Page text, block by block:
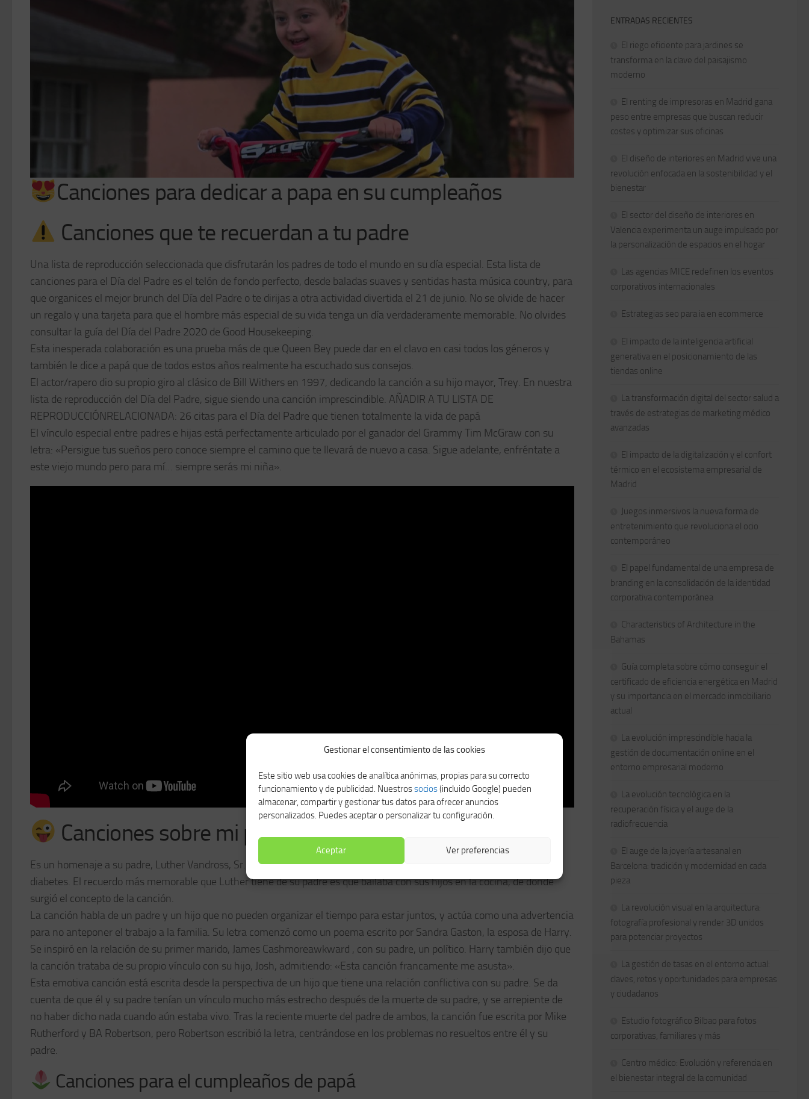
Gestionar el consentimiento de las cookies
Este sitio web usa cookies de analítica anónimas, propias para su correcto
funcionamiento y de publicidad. Nuestrossocios(incluido Google) pueden
almacenar, compartir y gestionar tus datos para ofrecer anuncios
personalizados. Puedes aceptar o personalizar tu configuración.
Aceptar Ver preferencias
Canciones para dedicar a papa en su cumpleaños
Canciones que te recuerdan a tu padre
Una lista de reproducción seleccionada que disfrutarán los padres de todo el mundo en su día especial. Esta lista de
canciones para el Día del Padre es el telón de fondo perfecto, desde baladas suaves y sentidas hasta música country, para
que organices el mejor brunch del Día del Padre o te dirijas a otra actividad divertida el 21 de junio. No se olvide de hacer
un regalo y una tarjeta para que el hombre más especial de su vida tenga un día verdaderamente memorable. No olvides
consultar la guía del Día del Padre 2020 de Good Housekeeping.
Esta inesperada colaboración es una prueba más de que Queen Bey puede dar en el clavo en casi todos los géneros y
también le dice a papá que de todos estos años realmente ha escuchado sus consejos.
El actor/rapero dio su propio giro al clásico de Bill Withers en 1997, dedicando la canción a su hijo mayor, Trey. En nuestra
lista de reproducción del Día del Padre, sigue siendo una canción imprescindible. AÑADIR A TU LISTA DE
REPRODUCCIÓNRELACIONADA: 26 citas para el Día del Padre que tienen totalmente la vida de papá
El vínculo especial entre padres e hijas está perfectamente articulado por el ganador del Grammy Tim McGraw con su
letra: «Persigue tus sueños pero conoce siempre el camino que te llevará de nuevo a casa. Sigue adelante, enfréntate a
este viejo mundo pero para mí… siempre serás mi niña».
Canciones sobre mi padre
Es un homenaje a su padre, Luther Vandross, Sr., que murió cuando Luther tenía siete años por complicaciones de la
diabetes. El recuerdo más memorable que Luther tiene de su padre es que bailaba con sus hijos en la cocina, de donde
surgió el concepto de la canción.
La canción habla de un padre y un hijo que no pueden organizar el tiempo para estar juntos, y actúa como una advertencia
para no anteponer el trabajo a la familia. Su letra comenzó como un poema escrito por Sandra Gaston, la esposa de Harry.
Se inspiró en la relación de su primer marido, James Cashmoreawkward , con su padre, un político. Harry también dijo que
la canción trataba de su propio vínculo con su hijo, Josh, admitiendo: «Esta canción francamente me asusta».
Esta emotiva canción está escrita desde la perspectiva de un hijo que tiene una relación conflictiva con su padre. Se da
cuenta de que él y su padre tenían un vínculo mucho más estrecho después de la muerte de su padre, y se arrepiente de
no haber dicho nada cuando aún estaba vivo. Tras la reciente muerte del padre de ambos, la canción fue escrita por Mike
Rutherford y BA Robertson, pero Robertson escribió la letra, centrándose en los problemas no resueltos entre él y su
padre.
Canciones para el cumpleaños de papá
ENTRADAS RECIENTES
El riego eficiente para jardines se
transforma en la clave del paisajismo
moderno
El renting de impresoras en Madrid gana
peso entre empresas que buscan reducir
costes y optimizar sus oficinas
El diseño de interiores en Madrid vive una
revolución enfocada en la sostenibilidad y el
bienestar
El sector del diseño de interiores en
Valencia experimenta un auge impulsado por
la personalización de espacios en el hogar
Las agencias MICE redefinen los eventos
corporativos internacionales
Estrategias seo para ia en ecommerce
El impacto de la inteligencia artificial
generativa en el posicionamiento de las
tiendas online
La transformación digital del sector salud a
través de estrategias de marketing médico
avanzadas
El impacto de la digitalización y el confort
térmico en el ecosistema empresarial de
Madrid
Juegos inmersivos la nueva forma de
entretenimiento que revoluciona el ocio
contemporáneo
El papel fundamental de una empresa de
branding en la consolidación de la identidad
corporativa contemporánea
Characteristics of Architecture in the
Bahamas
Guía completa sobre cómo conseguir el
certificado de eficiencia energética en Madrid
y su importancia en el mercado inmobiliario
actual
La evolución imprescindible hacia la
gestión de documentación online en el
entorno empresarial moderno
La evolución tecnológica en la
recuperación física y el auge de la
radiofrecuencia
El auge de la joyería artesanal en
Barcelona: tradición y modernidad en cada
pieza
La revolución visual en la arquitectura:
fotografía profesional y render 3D unidos
para potenciar proyectos
La gestión de tasas en el entorno actual:
claves, retos y oportunidades para empresas
y ciudadanos
Estudio fotográfico Bilbao para fotos
corporativas, familiares y más
Centro médico: Evolución y referencia en
el bienestar integral de la comunidad